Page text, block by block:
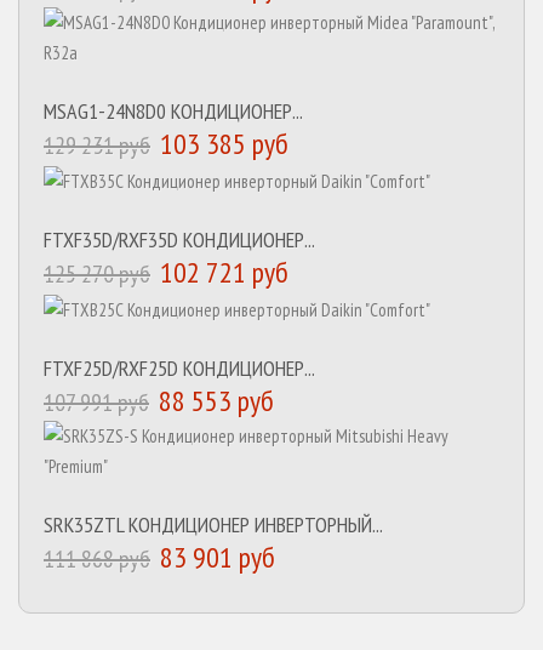
MSAG1-24N8D0 КОНДИЦИОНЕР...
129 231 руб 103 385 руб
FTXF35D/RXF35D КОНДИЦИОНЕР...
125 270 руб 102 721 руб
FTXF25D/RXF25D КОНДИЦИОНЕР...
107 991 руб 88 553 руб
SRK35ZTL КОНДИЦИОНЕР ИНВЕРТОРНЫЙ...
111 868 руб 83 901 руб